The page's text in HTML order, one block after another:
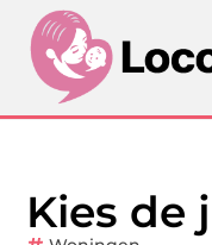
Kies de